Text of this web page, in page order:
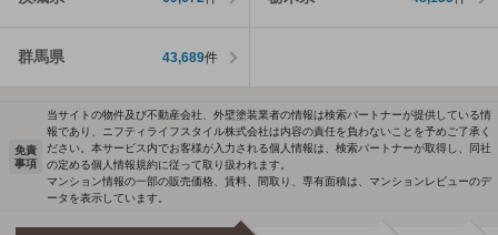
群馬県 43,689件
免責
事項
当サイトの物件及び不動産会社、外壁塗装業者の情報は検索パートナーが提供している情
報であり、ニフティライフスタイル株式会社は内容の責任を負わないことを予めご了承く
ださい。本サービス内でお客様が入力される個人情報は、検索パートナーが取得し、同社
の定める個人情報規約に従って取り扱われます。
マンション情報の一部の販売価格、賃料、間取り、専有面積は、マンションレビューのデ
ータを表示しています。